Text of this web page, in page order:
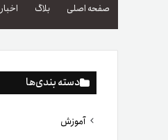
صفحه اصلی بلاگ اخبار
دسته بندی‌ها
آموزش